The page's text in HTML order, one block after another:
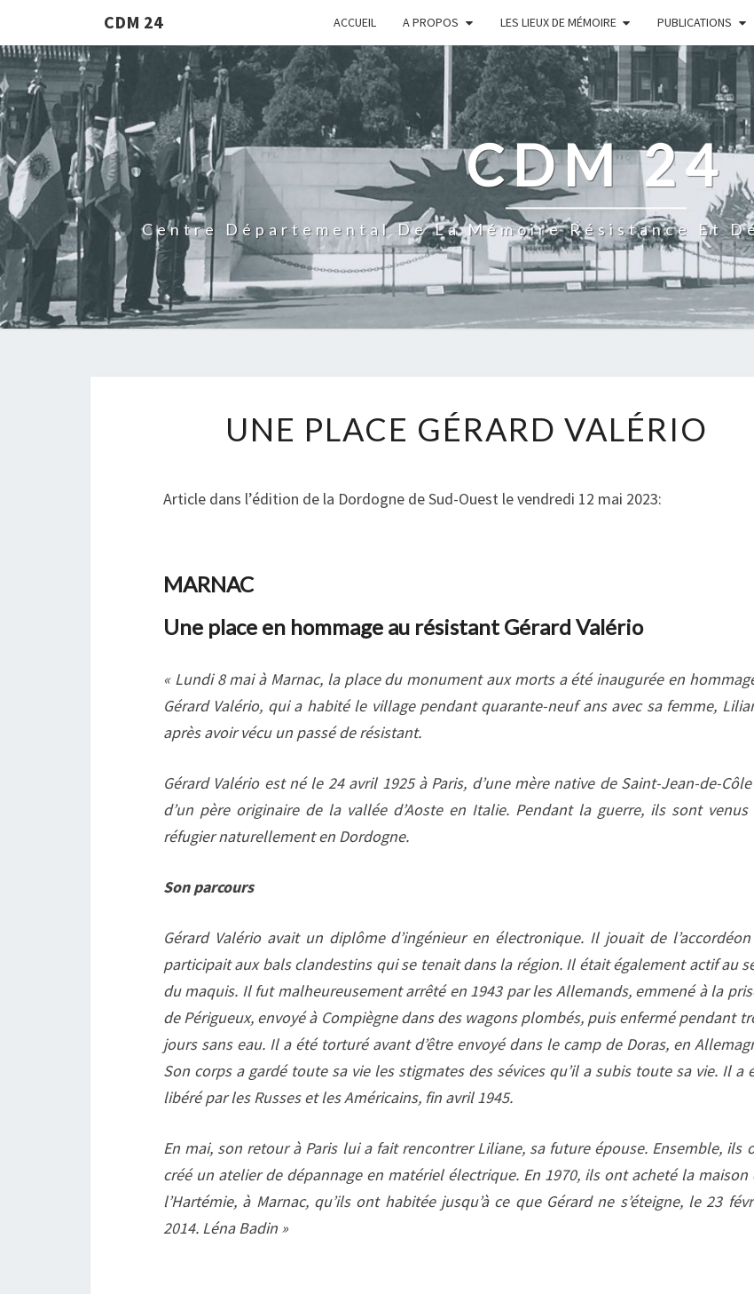
CDM 24 ACCUEIL A PROPOS LES LIEUX DE MÉMOIRE PUBLICATIONS
CDM 24
Centre Départemental De La Mémoire Résistance Et
UNE PLACE GÉRARD VALÉRIO
Article dans l’édition de la Dordogne de Sud-Ouest le vendredi 12 mai 2023:
MARNAC
Une place en hommage au résistant Gérard Valério
« Lundi 8 mai à Marnac, la place du monument aux morts a été inaugurée en
Gérard Valério, qui a habité le village pendant quarante-neuf ans avec sa femme,
après avoir vécu un passé de résistant.
Gérard Valério est né le 24 avril 1925 à Paris, d’une mère native de Saint-Jean-de-
d’un père originaire de la vallée d’Aoste en Italie. Pendant la guerre, ils sont venus
réfugier naturellement en Dordogne.
Son parcours
Gérard Valério avait un diplôme d’ingénieur en électronique. Il jouait de
participait aux bals clandestins qui se tenait dans la région. Il était également actif au
du maquis. Il fut malheureusement arrêté en 1943 par les Allemands, emmené à la
de Périgueux, envoyé à Compiègne dans des wagons plombés, puis enfermé pendant
jours sans eau. Il a été torturé avant d’être envoyé dans le camp de Doras, en
Son corps a gardé toute sa vie les stigmates des sévices qu’il a subis toute sa vie. Il a
libéré par les Russes et les Américains, fin avril 1945.
En mai, son retour à Paris lui a fait rencontrer Liliane, sa future épouse. Ensemble, ils
créé un atelier de dépannage en matériel électrique. En 1970, ils ont acheté la maison
l’Hartémie, à Marnac, qu’ils ont habitée jusqu’à ce que Gérard ne s’éteigne, le 23
2014. Léna Badin »